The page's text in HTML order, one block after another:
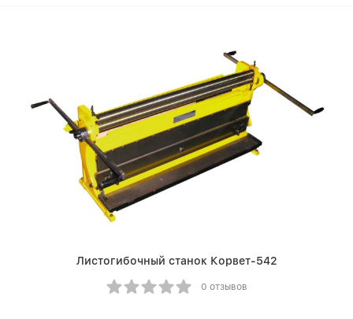
Листогибочный станок Корвет-542
0 отзывов